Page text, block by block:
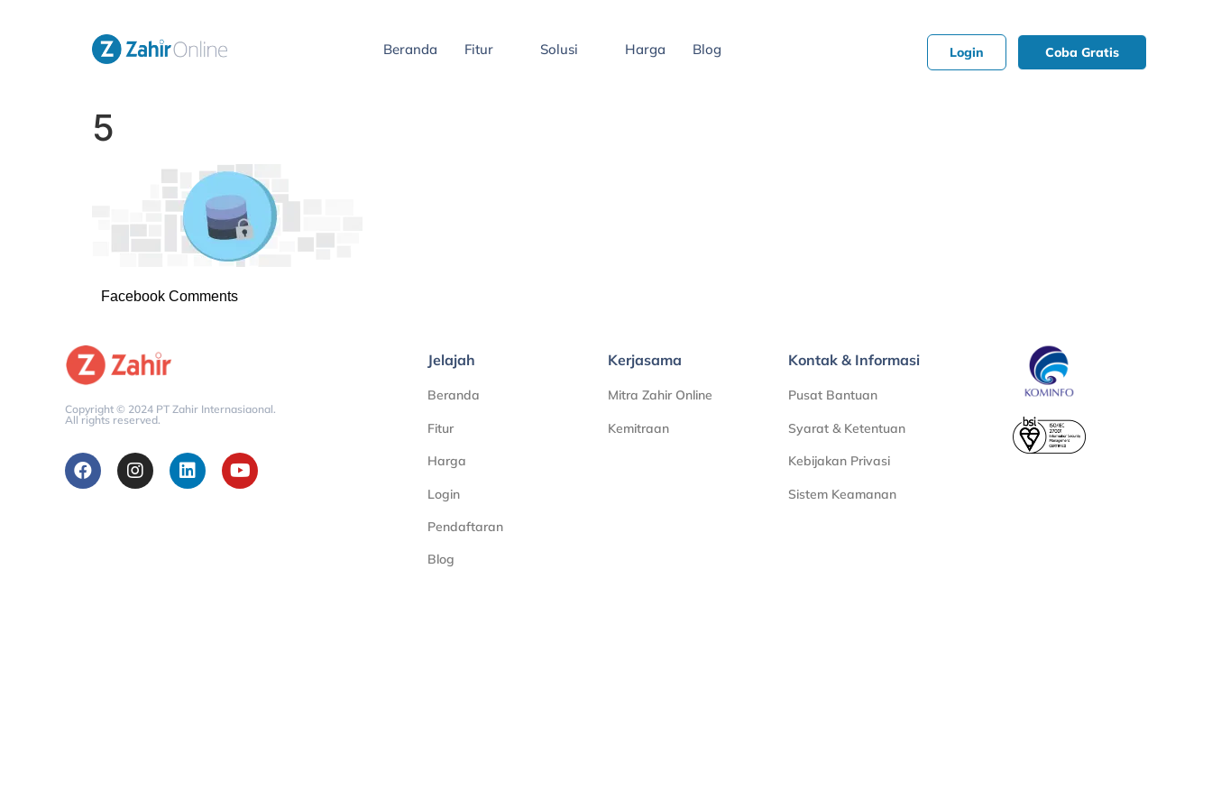
Beranda Fitur Solusi Harga Blog Login Coba Gratis
5
Facebook Comments
Copyright © 2024 PT Zahir Internasiaonal.
All rights reserved.
Jelajah
Beranda
Fitur
Harga
Login
Pendaftaran
Blog
Kerjasama
Mitra Zahir Online
Kemitraan
Kontak & Informasi
Pusat Bantuan
Syarat & Ketentuan
Kebijakan Privasi
Sistem Keamanan